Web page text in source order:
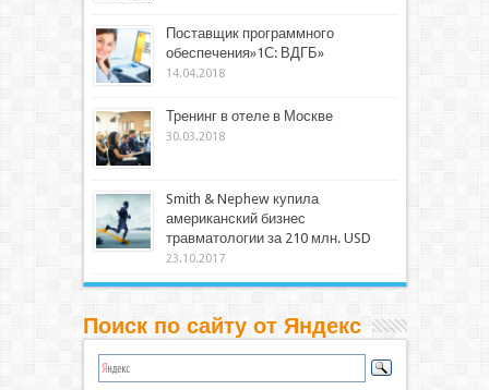
Поставщик программного
обеспечения»1С: ВДГБ»
14.04.2018
Тренинг в отеле в Москве
30.03.2018
Smith & Nephew купила
американский бизнес
травматологии за 210 млн. USD
23.10.2017
Поиск по сайту от Яндекс